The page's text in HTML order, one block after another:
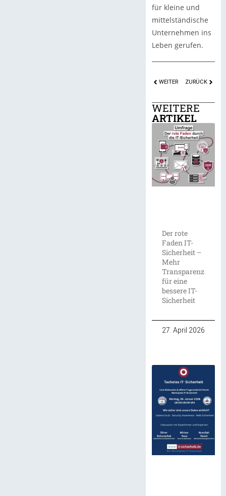
für kleine und
mittelständische
Unternehmen ins
Leben gerufen.
WEITER ZURÜCK
WEITERE
ARTIKEL
Der rote
Faden IT-
Sicherheit –
Mehr
Transparenz
für eine
bessere IT-
Sicherheit
27. April 2026